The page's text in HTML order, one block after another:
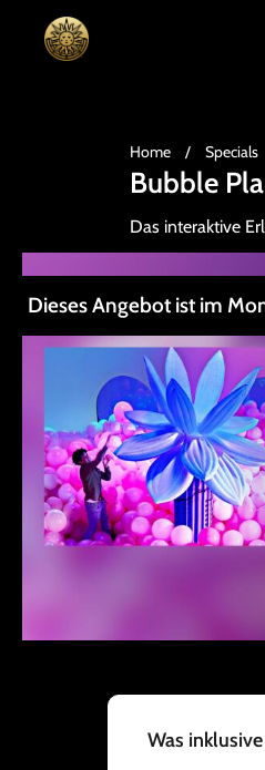
Home / Specials
Bubble
Das interaktive
Dieses Angebot ist im
Was